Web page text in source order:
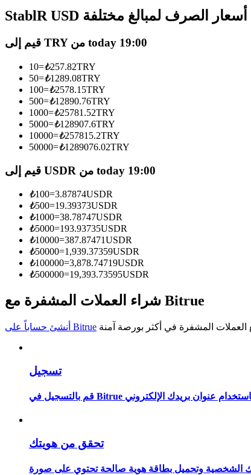
العقود الآجلة باستخدام USDC كضمان
نسخ التداول
استمتع بتقاسم الأرباح وعمولات نسخ التداول
StablR USD أسعار الصرف لمبالغ مختلفة
قيم إلى TRY من today 19:00
10=₺257.82TRY
50=₺1289.08TRY
100=₺2578.15TRY
500=₺12890.76TRY
1000=₺25781.52TRY
5000=₺128907.6TRY
10000=₺257815.2TRY
50000=₺1289076.02TRY
قيم إلى USDR من today 19:00
₺100=3.87874USDR
₺500=19.39373USDR
₺1000=38.78747USDR
₺5000=193.93735USDR
₺10000=387.87471USDR
₺50000=1,939.37359USDR
₺100000=3,878.74719USDR
₺500000=19,393.73595USDR
شراء العملات المشفرة مع Bitrue
أنشئ حساباً على Bitrue
تسجيل
تحقق من هويتك